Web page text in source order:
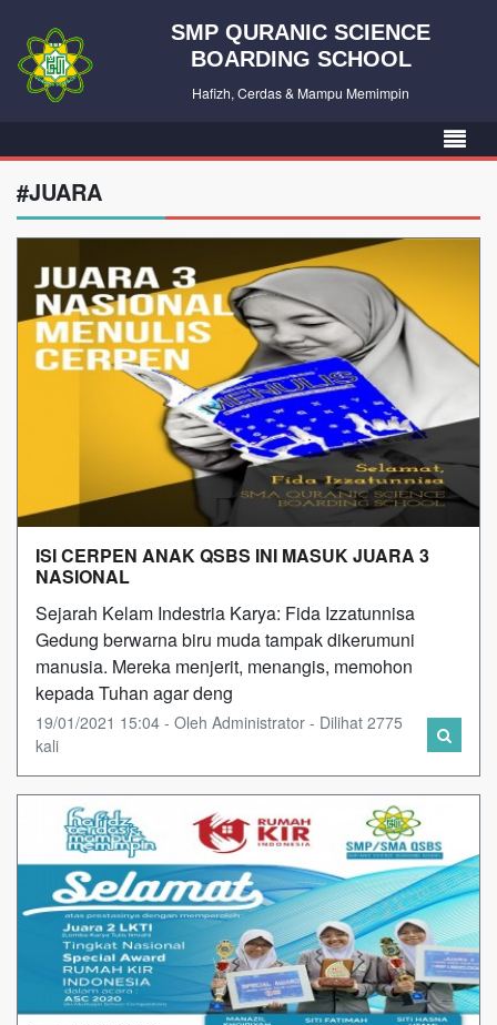
SMP QURANIC SCIENCE
BOARDING SCHOOL
Hafizh, Cerdas & Mampu Memimpin
#JUARA
ISI CERPEN ANAK QSBS INI MASUK JUARA 3
NASIONAL
Sejarah Kelam Indestria Karya: Fida Izzatunnisa
Gedung berwarna biru muda tampak dikerumuni
manusia. Mereka menjerit, menangis, memohon
kepada Tuhan agar deng
19/01/2021 15:04 - Oleh Administrator - Dilihat 2775
kali